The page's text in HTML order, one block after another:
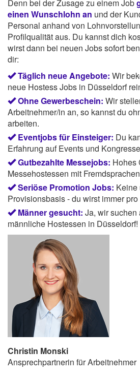
Denn bei der Zusage zu einem Job
einen Wunschlohn an und der
Personal anhand von
Profilqualität aus. Du kannst dich
wirst dann bei neuen Jobs sofort
dir:
Täglich neue Angebote: Wir
neue Hostess Jobs in Düsseldorf
Ohne Gewerbeschein: Wir
Arbeitnehmer/in an, so kannst du
arbeiten.
Eventjobs für Einsteiger: Du
Erfahrung auf Events und
Gutbezahlte Messejobs: Hohes
Messehostessen mit
Seriöse Promotion Jobs: Keine
Provisionsbasis - du wirst immer
Männer gesucht: Ja, wir suchen
männliche Hostessen in Düsseldorf!
Christin Monski
Ansprechpartnerin für Arbeitnehmer